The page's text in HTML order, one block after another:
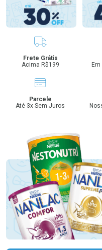
Benefícios
Frete Grátis
Acima R$199
Em
Parcele
Até 3x Sem Juros